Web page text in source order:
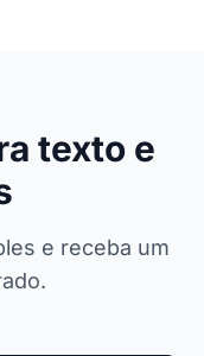
texto e
e receba um